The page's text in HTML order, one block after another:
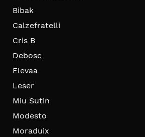
Bibak
Calzefratelli
Cris B
Debosc
Elevaa
Leser
Miu Sutin
Modesto
Moraduix